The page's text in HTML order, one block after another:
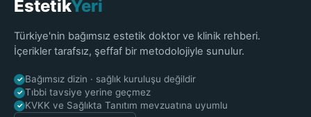
EstetikYeri
Türkiye'nin bağımsız estetik doktor ve klinik rehberi.
İçerikler tarafsız, şeffaf bir metodolojiyle sunulur.
✓ Bağımsız dizin · sağlık kuruluşu değildir
✓ Tıbbi tavsiye yerine geçmez
✓ KVKK ve Sağlıkta Tanıtım mevzuatına uyumlu